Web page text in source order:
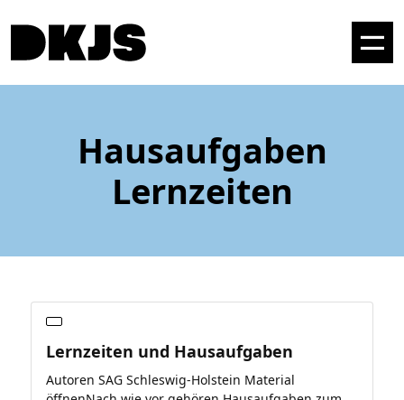
Hausaufgaben
Lernzeiten
Lernzeiten und Hausaufgaben
Autoren SAG Schleswig-Holstein Material